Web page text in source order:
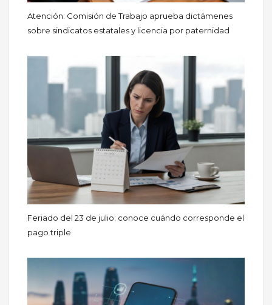
Atención: Comisión de Trabajo aprueba dictámenes
sobre sindicatos estatales y licencia por paternidad
Feriado del 23 de julio: conoce cuándo corresponde el
pago triple